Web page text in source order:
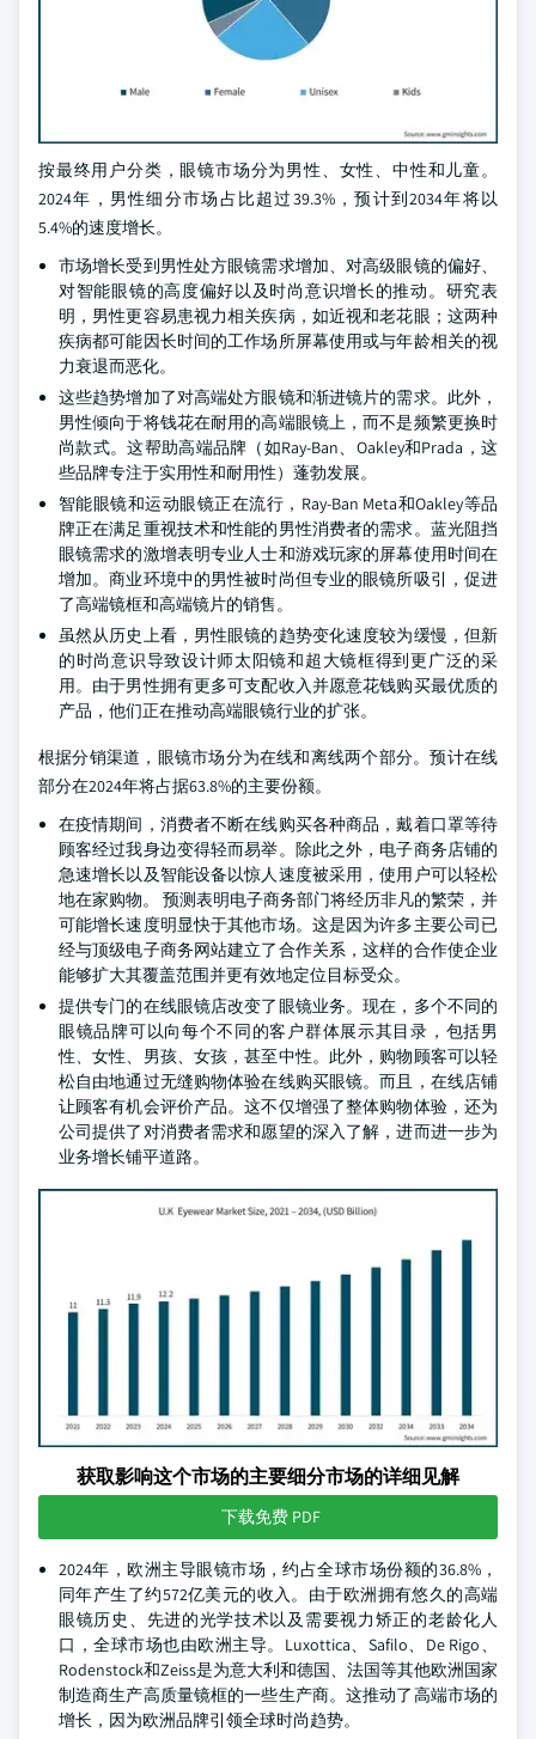
按最终用户分类，眼镜市场分为男性、女性、中性和儿童。
2024年，男性细分市场占比超过39.3%，预计到2034年将以
5.4%的速度增长。
市场增长受到男性处方眼镜需求增加、对高级眼镜的偏好、
对智能眼镜的高度偏好以及时尚意识增长的推动。研究表
明，男性更容易患视力相关疾病，如近视和老花眼；这两种
疾病都可能因长时间的工作场所屏幕使用或与年龄相关的视
力衰退而恶化。
这些趋势增加了对高端处方眼镜和渐进镜片的需求。此外，
男性倾向于将钱花在耐用的高端眼镜上，而不是频繁更换时
尚款式。这帮助高端品牌（如Ray-Ban、Oakley和Prada，这
些品牌专注于实用性和耐用性）蓬勃发展。
智能眼镜和运动眼镜正在流行，Ray-Ban Meta和Oakley等品
牌正在满足重视技术和性能的男性消费者的需求。蓝光阻挡
眼镜需求的激增表明专业人士和游戏玩家的屏幕使用时间在
增加。商业环境中的男性被时尚但专业的眼镜所吸引，促进
了高端镜框和高端镜片的销售。
虽然从历史上看，男性眼镜的趋势变化速度较为缓慢，但新
的时尚意识导致设计师太阳镜和超大镜框得到更广泛的采
用。由于男性拥有更多可支配收入并愿意花钱购买最优质的
产品，他们正在推动高端眼镜行业的扩张。
根据分销渠道，眼镜市场分为在线和离线两个部分。预计在线
部分在2024年将占据63.8%的主要份额。
在疫情期间，消费者不断在线购买各种商品，戴着口罩等待
顾客经过我身边变得轻而易举。除此之外，电子商务店铺的
急速增长以及智能设备以惊人速度被采用，使用户可以轻松
地在家购物。
预测表明电子商务部门将经历非凡的繁荣，并
可能增长速度明显快于其他市场。这是因为许多主要公司已
经与顶级电子商务网站建立了合作关系，这样的合作使企业
能够扩大其覆盖范围并更有效地定位目标受众。
提供专门的在线眼镜店改变了眼镜业务。现在，多个不同的
眼镜品牌可以向每个不同的客户群体展示其目录，包括男
性、女性、男孩、女孩，甚至中性。此外，购物顾客可以轻
松自由地通过无缝购物体验在线购买眼镜。而且，在线店铺
让顾客有机会评价产品。这不仅增强了整体购物体验，还为
公司提供了对消费者需求和愿望的深入了解，进而进一步为
业务增长铺平道路。
获取影响这个市场的主要细分市场的详细见解
下载免费 PDF
2024年，欧洲主导眼镜市场，约占全球市场份额的36.8%，
同年产生了约572亿美元的收入。由于欧洲拥有悠久的高端
眼镜历史、先进的光学技术以及需要视力矫正的老龄化人
口，全球市场也由欧洲主导。Luxottica、Safilo、De Rigo、
Rodenstock和Zeiss是为意大利和德国、法国等其他欧洲国家
制造商生产高质量镜框的一些生产商。这推动了高端市场的
增长，因为欧洲品牌引领全球时尚趋势。